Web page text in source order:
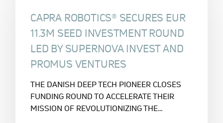
CAPRA ROBOTICS® SECURES EUR
11.3M SEED INVESTMENT ROUND
LED BY SUPERNOVA INVEST AND
PROMUS VENTURES
THE DANISH DEEP TECH PIONEER CLOSES
FUNDING ROUND TO ACCELERATE THEIR
MISSION OF REVOLUTIONIZING THE…